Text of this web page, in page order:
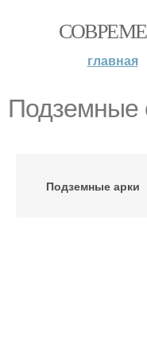
главная
Подземные
Подземные арки